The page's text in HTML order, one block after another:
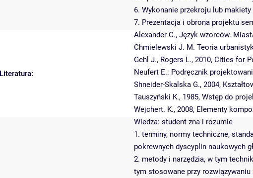
6. Wykonanie przekroju lub
7. Prezentacja i obrona projektu
Literatura:
Alexander C., Język wzorców.
Chmielewski J. M. Teoria
Gehl J., Rogers L., 2010, Cities for
Neufert E.: Podręcznik
Shneider-Skalska G., 2004,
Tauszyński K., 1985, Wstęp do
Wejchert. K., 2008, Elementy
Wiedza: student zna i rozumie
1. terminy, normy techniczne,
pokrewnych dyscyplin naukowych
2. metody i narzędzia, w tym
tym stosowane przy rozwiązywaniu